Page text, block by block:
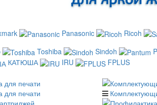
Panasonic Ricoh
Toshiba Sindoh
КАТЮША IRU
FPLUS
для печати